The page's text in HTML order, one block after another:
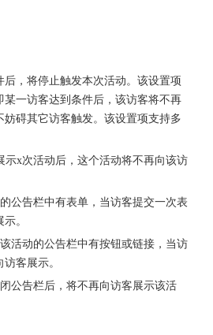
，将停止触发本次活动。该设置项
某一访客达到条件后，该访客将不再
碍其它访客触发。该设置项支持多
示x次活动后，这个活动将不再向该访
公告栏中有表单，当访客提交一次表
。
活动的公告栏中有按钮或链接，当访
客展示。
公告栏后，将不再向访客展示该活